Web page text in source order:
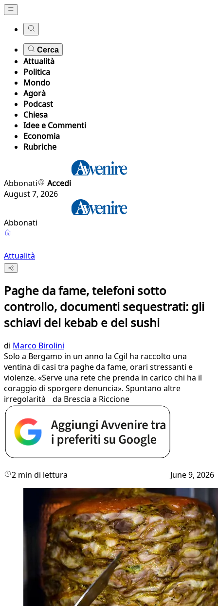
Cerca
Attualità
Politica
Mondo
Agorà
Podcast
Chiesa
Idee e Commenti
Economia
Rubriche
Abbonati
Accedi
August 7, 2026
Abbonati
Attualità
Paghe da fame, telefoni sotto
controllo, documenti sequestrati: gli
schiavi del kebab e del sushi
di Marco Birolini
Solo a Bergamo in un anno la Cgil ha raccolto una
ventina di casi tra paghe da fame, orari stressanti e
violenze. «Serve una rete che prenda in carico chi ha il
coraggio di sporgere denuncia». Spuntano altre
irregolarità da Brescia a Riccione
2 min di lettura June 9, 2026